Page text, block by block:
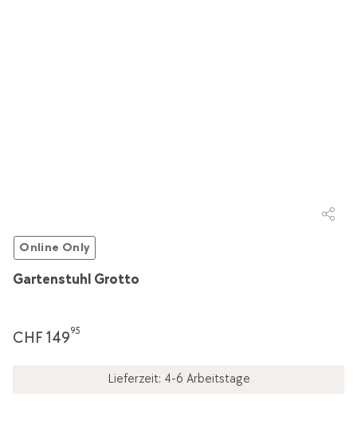
Online Only
Gartenstuhl Grotto
CHF 14995
Lieferzeit: 4-6 Arbeitstage